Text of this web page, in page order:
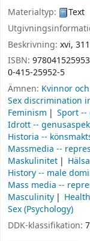
Materialtyp:
Text
Beskrivning: xvi,
ISBN:
0-415-25952-5
Ämnen: Kvinnor
Sex discrimination
Feminism
Sport
Idrott --
Historia --
Massmedia --
Maskulinitet
Hälsa
History -- male
Mass media --
Masculinity
Health
Sex (Psychology)
DDK-klassifikation: